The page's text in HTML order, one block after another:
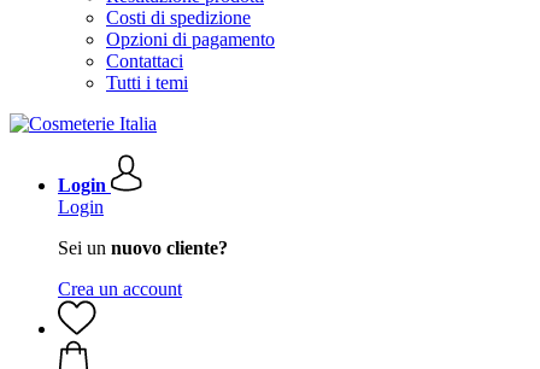
Costi di spedizione
Opzioni di pagamento
Contattaci
Tutti i temi
Login
Login
Sei un nuovo cliente?
Crea un account